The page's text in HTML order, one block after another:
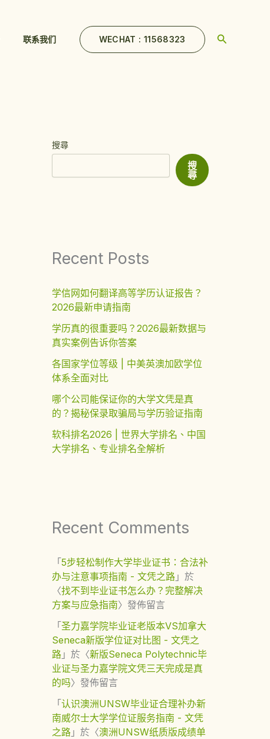
联系我们 WECHAT : 11568323 Search
搜尋
搜
尋
Recent Posts
学信网如何翻译高等学历认证报告？
2026最新申请指南
学历真的很重要吗？2026最新数据与
真实案例告诉你答案
各国家学位等级 | 中美英澳加欧学位
体系全面对比
哪个公司能保证你的大学文凭是真
的？揭秘保录取骗局与学历验证指南
软科排名2026 | 世界大学排名、中国
大学排名、专业排名全解析
Recent Comments
「5步轻松制作大学毕业证书：合法补
办与注意事项指南 - 文凭之路 」於
〈找不到毕业证书怎么办？完整解决
方案与应急指南〉發佈留言
「圣力嘉学院毕业证老版本VS加拿大
Seneca新版学位证对比图 - 文凭之
路 」於〈新版Seneca Polytechnic毕
业证与圣力嘉学院文凭三天完成是真
的吗〉發佈留言
「认识澳洲UNSW毕业证合理补办新
南威尔士大学学位证服务指南 - 文凭
之路 」於〈澳洲UNSW纸质版成绩单